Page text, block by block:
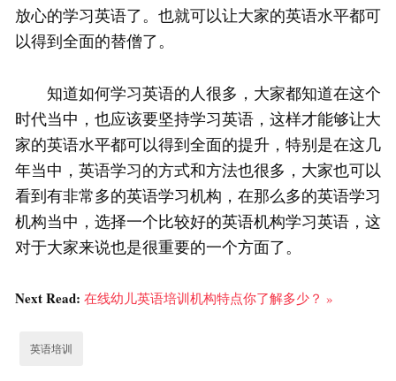
放心的学习英语了。也就可以让大家的英语水平都可
以得到全面的替僧了。
知道如何学习英语的人很多，大家都知道在这个
时代当中，也应该要坚持学习英语，这样才能够让大
家的英语水平都可以得到全面的提升，特别是在这几
年当中，英语学习的方式和方法也很多，大家也可以
看到有非常多的英语学习机构，在那么多的英语学习
机构当中，选择一个比较好的英语机构学习英语，这
对于大家来说也是很重要的一个方面了。
Next Read: 在线幼儿英语培训机构特点你了解多少？ »
英语培训